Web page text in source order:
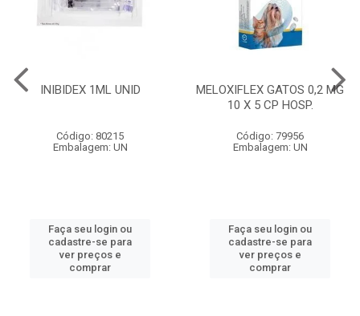
INIBIDEX 1ML UNID
Código: 80215
Embalagem: UN
Faça seu login ou
cadastre-se para
ver preços e
comprar
MELOXIFLEX GATOS 0,2 MG
10 X 5 CP HOSP.
Código: 79956
Embalagem: UN
Faça seu login ou
cadastre-se para
ver preços e
comprar